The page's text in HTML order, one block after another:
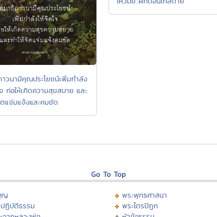
วนามีคุณประโยชน์เพิ่มกำลัง
ก่อให้เกิดความสุขสบาย และ
แจ่มแจ้งและคมชัด
Go To Top
ญ
ฏิบัติธรรม
พระพุทธศาสนา
พระไตรปิฏก